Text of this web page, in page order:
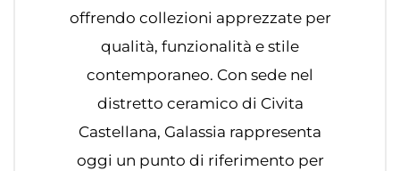
offrendo collezioni apprezzate per
qualità, funzionalità e stile
contemporaneo. Con sede nel
distretto ceramico di Civita
Castellana, Galassia rappresenta
oggi un punto di riferimento per